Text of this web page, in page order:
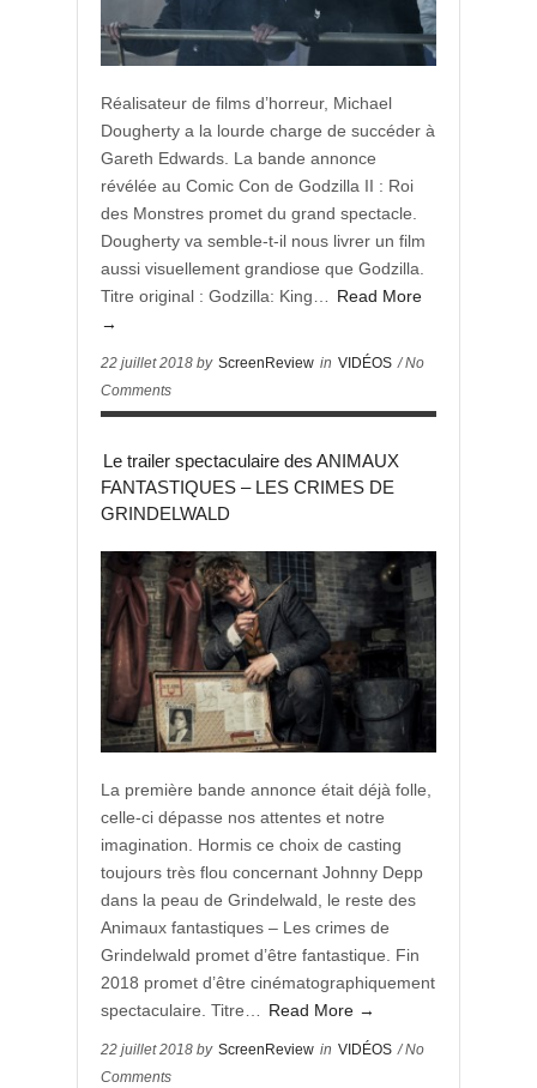
Réalisateur de films d’horreur, Michael
Dougherty a la lourde charge de succéder à
Gareth Edwards. La bande annonce
révélée au Comic Con de Godzilla II : Roi
des Monstres promet du grand spectacle.
Dougherty va semble-t-il nous livrer un film
aussi visuellement grandiose que Godzilla.
Titre original : Godzilla: King…
Read More
→
22 juillet 2018 by ScreenReview in VIDÉOS / No
Comments
Le trailer spectaculaire des ANIMAUX
FANTASTIQUES – LES CRIMES DE
GRINDELWALD
La première bande annonce était déjà folle,
celle-ci dépasse nos attentes et notre
imagination. Hormis ce choix de casting
toujours très flou concernant Johnny Depp
dans la peau de Grindelwald, le reste des
Animaux fantastiques – Les crimes de
Grindelwald promet d’être fantastique. Fin
2018 promet d’être cinématographiquement
spectaculaire. Titre…
Read More →
22 juillet 2018 by ScreenReview in VIDÉOS / No
Comments